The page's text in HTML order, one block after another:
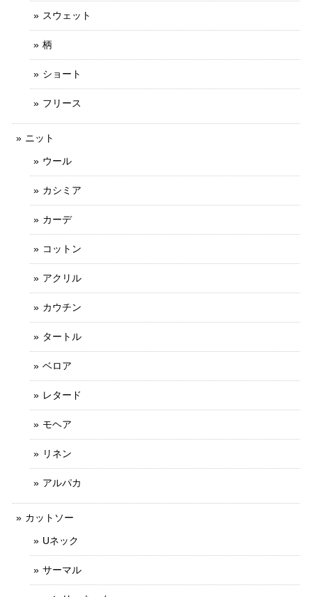
スウェット
柄
ショート
フリース
ニット
ウール
カシミア
カーデ
コットン
アクリル
カウチン
タートル
ベロア
レタード
モヘア
リネン
アルパカ
カットソー
Uネック
サーマル